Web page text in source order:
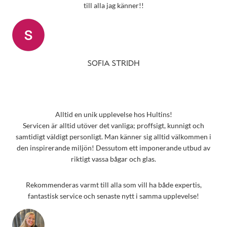
till alla jag känner!!
SOFIA STRIDH
Alltid en unik upplevelse hos Hultins!
Servicen är alltid utöver det vanliga; proffsigt, kunnigt och
samtidigt väldigt personligt. Man känner sig alltid välkommen i
den inspirerande miljön! Dessutom ett imponerande utbud av
riktigt vassa bågar och glas.
Rekommenderas varmt till alla som vill ha både expertis,
fantastisk service och senaste nytt i samma upplevelse!